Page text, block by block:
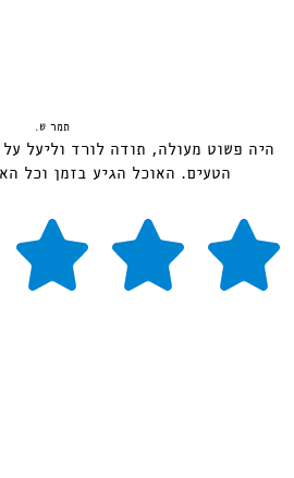
תמר ש.
היה פשוט מעולה, תודה לורד וליעל
הטעים. האוכל הגיע בזמן וכל